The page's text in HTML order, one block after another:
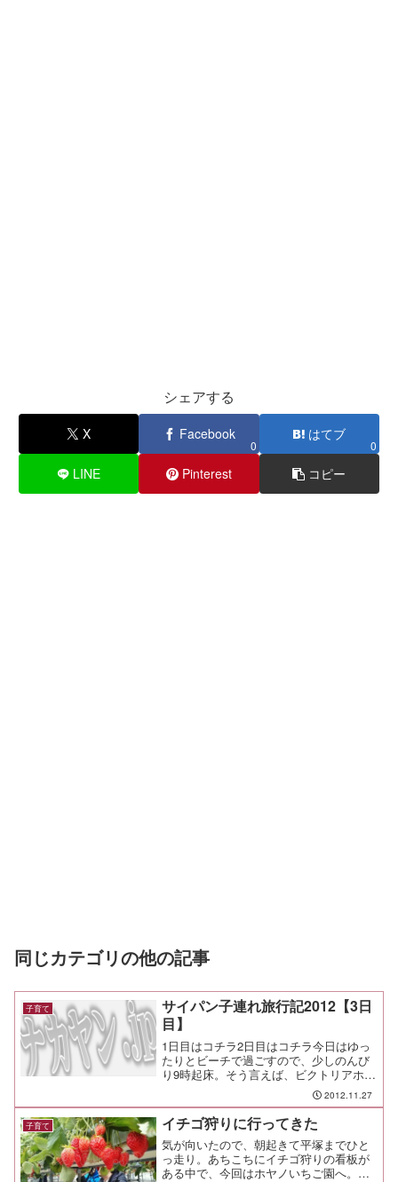
シェアする
X Facebook
0
はてブ
0
LINE Pinterest コピー
同じカテゴリの他の記事
子育て
サイパン子連れ旅行記2012【3日
目】
1日目はコチラ2日目はコチラ今日はゆっ
たりとビーチで過ごすので、少しのんび
り9時起床。そう言えば、ビクトリアホテ
ルの写真をちゃんとアップしていなかっ
たので、とりあえず雰囲気だけでも見て
おいてね！外観はいかにも安宿って感じ
だね。 でも、スタッ...
2012.11.27
子育て イチゴ狩りに行ってきた
気が向いたので、朝起きて平塚までひと
っ走り。あちこちにイチゴ狩りの看板が
ある中で、今回はホヤノいちご園へ。イ